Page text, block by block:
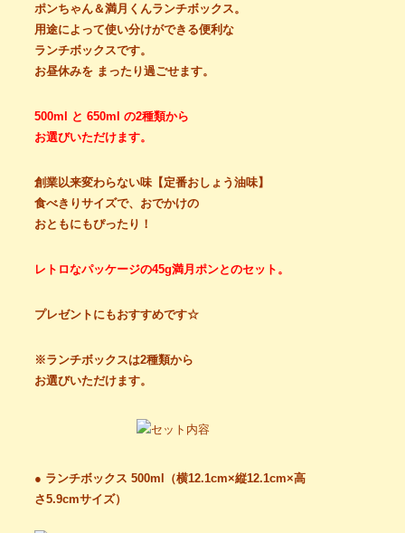
ポンちゃん＆満月くんランチボックス。
用途によって使い分けができる便利な
ランチボックスです。
お昼休みを まったり過ごせます。
500ml と 650ml の2種類から
お選びいただけます。
創業以来変わらない味【定番おしょう油味】
食べきりサイズで、おでかけの
おともにもぴったり！
レトロなパッケージの45g満月ポンとのセット。
プレゼントにもおすすめです☆
※ランチボックスは2種類から
お選びいただけます。
● ランチボックス 500ml（横12.1cm×縦12.1cm×高
さ5.9cmサイズ）